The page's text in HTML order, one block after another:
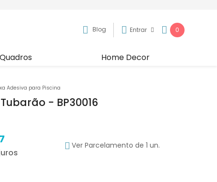
Blog Entrar 0
Quadros Home Decor
Adesiva para Piscina
- BP30016
Ver Parcelamento de 1 un.